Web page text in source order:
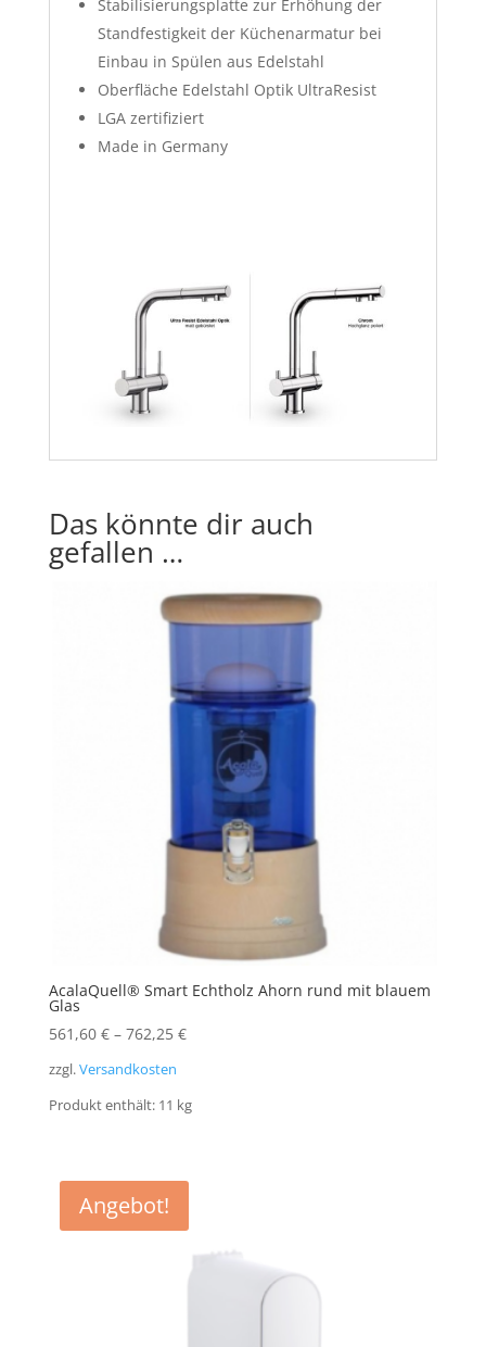
Stabilisierungsplatte zur Erhöhung der
Standfestigkeit der Küchenarmatur bei
Einbau in Spülen aus Edelstahl
Oberfläche Edelstahl Optik UltraResist
LGA zertifiziert
Made in Germany
Das könnte dir auch
gefallen …
AcalaQuell® Smart Echtholz Ahorn rund mit blauem
Glas
561,60 €– 762,25 €
zzgl.Versandkosten
Produkt enthält: 11 kg
Angebot!